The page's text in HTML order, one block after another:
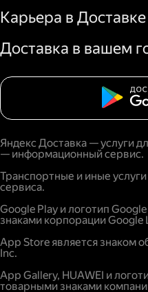
Карьера в Доставке
Доставка в вашем
Яндекс Доставка — услуги
— информационный сервис.
Транспортные и иные
сервиса.
Google Play и логотип
знаками корпорации Google
App Store является знаком
Inc.
App Gallery, HUAWEI и
товарными знаками